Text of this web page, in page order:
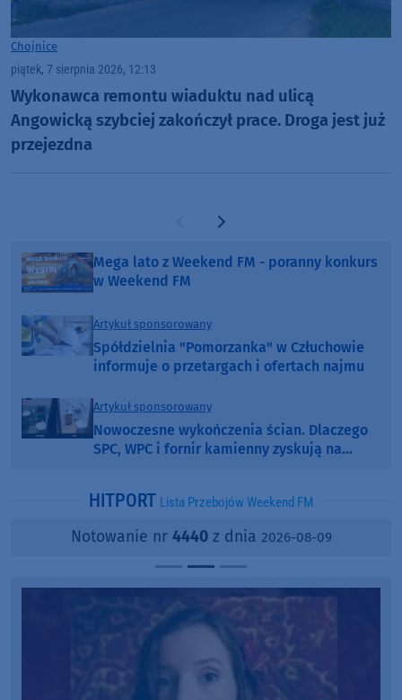
Chojnice
piątek, 7 sierpnia 2026, 12:13
Wykonawca remontu wiaduktu nad ulicą
Angowicką szybciej zakończył prace. Droga jest już
przejezdna
Poprzednia strona
Następna strona
Mega lato z Weekend FM - poranny konkurs
w Weekend FM
Artykuł sponsorowany
Spółdzielnia "Pomorzanka" w Człuchowie
informuje o przetargach i ofertach najmu
Artykuł sponsorowany
Nowoczesne wykończenia ścian. Dlaczego
SPC, WPC i fornir kamienny zyskują na
HITPORT Lista Przebojów Weekend FM
Notowanie nr 4440z dnia 2026-08-09